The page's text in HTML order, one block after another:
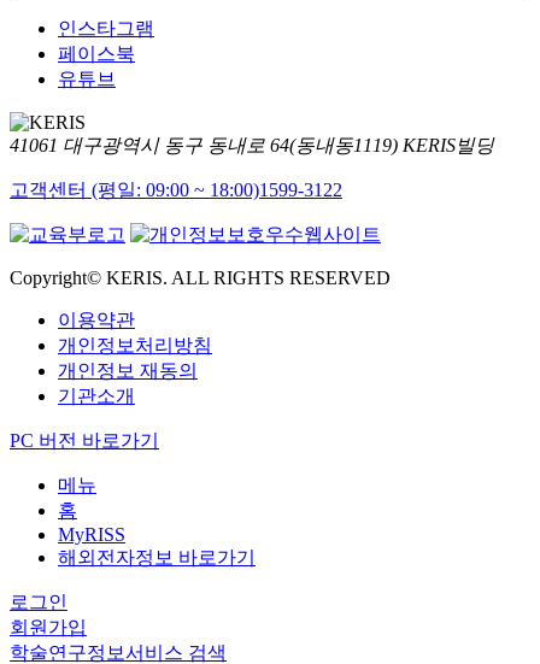
인스타그램
페이스북
유튜브
41061 대구광역시 동구 동내로 64(동내동1119) KERIS빌딩
고객센터 (평일: 09:00 ~ 18:00)1599-3122
Copyright© KERIS. ALL RIGHTS RESERVED
이용약관
개인정보처리방침
개인정보 재동의
기관소개
PC 버전 바로가기
메뉴
홈
MyRISS
해외전자정보 바로가기
로그인
회원가입
학술연구정보서비스 검색